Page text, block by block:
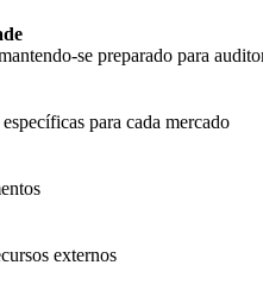
se preparado para
para cada mercado
externos